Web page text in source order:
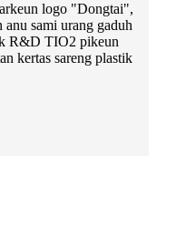
logo "Dongtai",
anu sami urang gaduh
R&D TIO2 pikeun
kertas sareng plastik